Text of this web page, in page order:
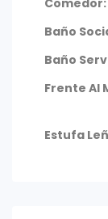
Comedor:
Baño
Baño
Frente Al
Estufa